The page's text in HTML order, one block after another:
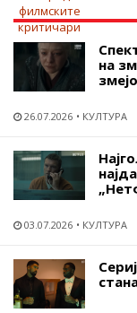
на
26.07.2026 КУЛТУРА
03.07.2026 КУЛТУРА